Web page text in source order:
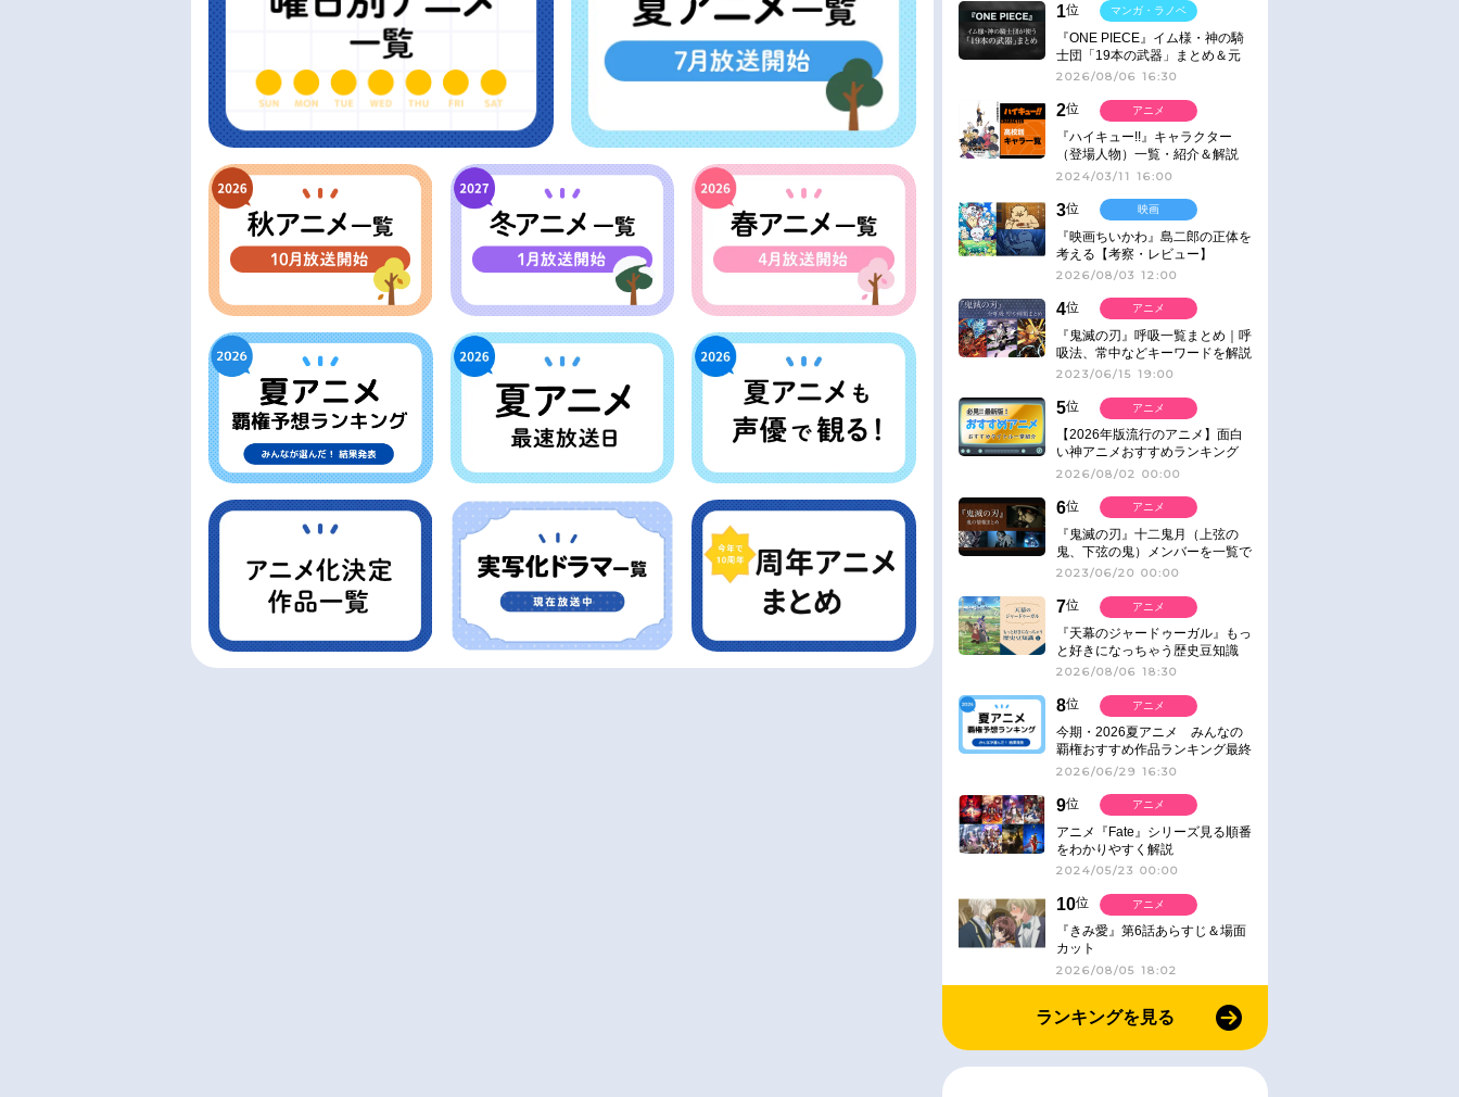
1位
『ONE PIECE』イム様・神の騎
士団「19本の武器」まとめ＆元
ネタ
2026/08/06 16:30
マンガ・ラノベ
2位
『ハイキュー!!』キャラクター
（登場人物）一覧・紹介＆解説
2024/03/11 16:00
アニメ
3位
『映画ちいかわ』島二郎の正体を
考える【考察・レビュー】
2026/08/03 12:00
映画
4位
『鬼滅の刃』呼吸一覧まとめ｜呼
吸法、常中などキーワードを解説
2023/06/15 19:00
アニメ
5位
【2026年版流行のアニメ】面白
い神アニメおすすめランキング
【名作・話題作】｜ジャンル別人
2026/08/02 00:00
アニメ
6位
『鬼滅の刃』十二鬼月（上弦の
鬼、下弦の鬼）メンバーを一覧で
紹介＆解説（登場鬼の情報まと
2023/06/20 00:00
アニメ
7位
『天幕のジャードゥーガル』もっ
と好きになっちゃう歴史豆知識
2026/08/06 18:30
アニメ
8位
今期・2026夏アニメ みんなの
覇権おすすめ作品ランキング最終
結果発表！
2026/06/29 16:30
アニメ
9位
アニメ『Fate』シリーズ見る順番
をわかりやすく解説
2024/05/23 00:00
アニメ
10位
『きみ愛』第6話あらすじ＆場面
カット
2026/08/05 18:02
アニメ
ランキングを見る